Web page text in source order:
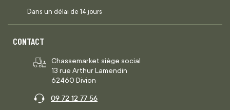
Dans un délai de 14 jours
CONTACT
Chassemarket siège social
13 rue Arthur Lamendin
62460 Divion
09 72 12 77 56